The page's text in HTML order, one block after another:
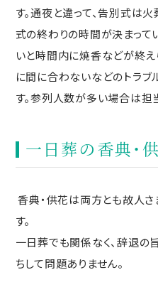
す。通夜と違って、告別式は
式の終わりの時間が決まって
いと時間内に焼香などが終
に間に合わないなどのトラ
す。参列人数が多い場合は担
一日葬の香典・
香典・供花は両方とも故人
す。
一日葬でも関係なく、辞退
ちして問題ありません。